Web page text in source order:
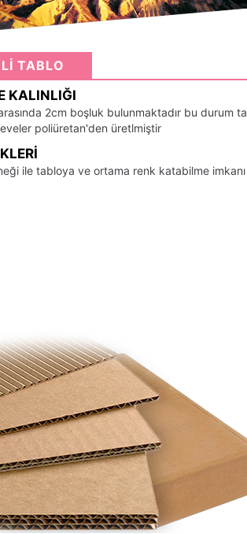
TABLO
KALINLIĞI
2cm boşluk bulunmaktadır bu durum
poliüretan'den üretlmiştir
ile tabloya ve ortama renk katabilme imkanı